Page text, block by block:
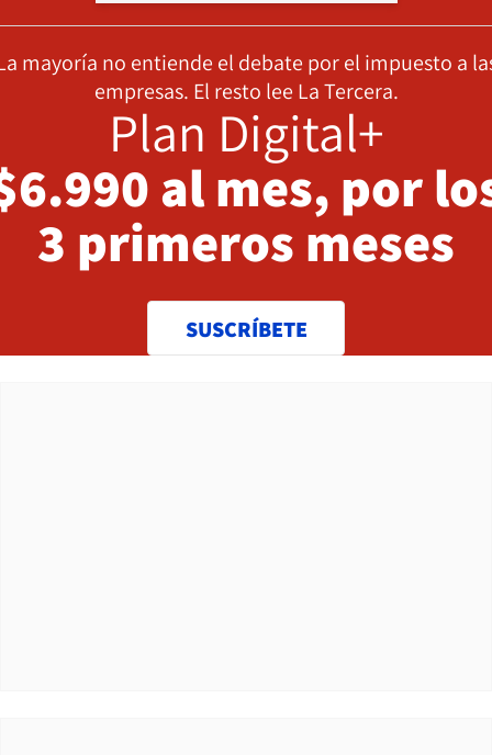
mayoría no entiende el debate por el impuesto a
empresas. El resto lee La Tercera.
Plan Digital+
al mes, por
3 primeros meses
SUSCRÍBETE